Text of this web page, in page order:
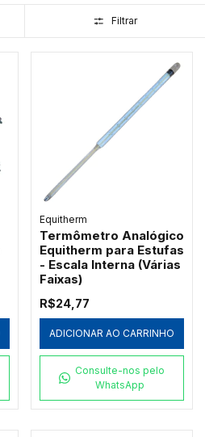
Filtrar
Equitherm
Termômetro Analógico
Equitherm para Estufas
- Escala Interna (Várias
Faixas)
R$24,77
ADICIONAR AO CARRINHO
Consulte-nos pelo
WhatsApp